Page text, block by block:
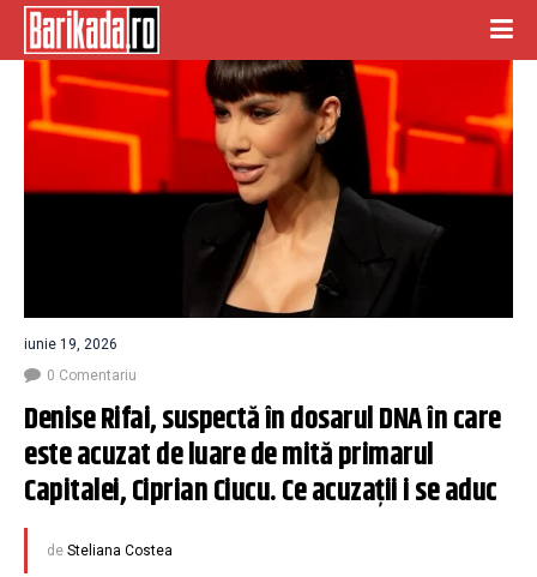
iunie 19, 2026
0 Comentariu
Denise Rifai, suspectă în dosarul DNA în care
este acuzat de luare de mită primarul
Capitalei, Ciprian Ciucu. Ce acuzații i se aduc
de Steliana Costea